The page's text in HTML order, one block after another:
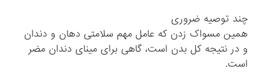
چند توصیه ضروری
همین مسواک زدن که عامل مهم سلامتی دهان و دندان
و در نتیجه کل بدن است، گاهی برای مینای دندان مضر
است.